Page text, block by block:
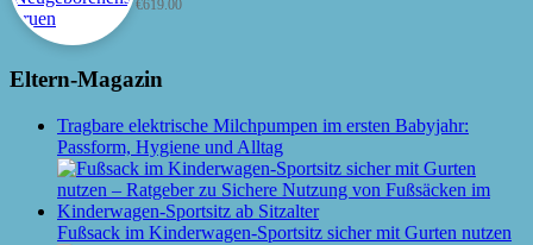
€619.00
Eltern-Magazin
Tragbare elektrische Milchpumpen im ersten Babyjahr:
Passform, Hygiene und Alltag
Fußsack im Kinderwagen-Sportsitz sicher mit Gurten nutzen